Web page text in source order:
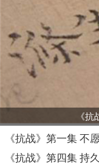
《
《抗战》第一集 不
《抗战》第四集 持